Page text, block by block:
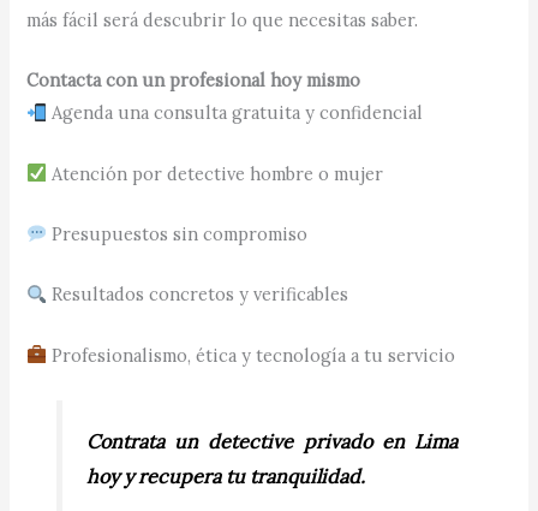
más fácil será descubrir lo que necesitas saber.
Contacta con un profesional hoy mismo
Agenda una consulta gratuita y confidencial
Atención por detective hombre o mujer
Presupuestos sin compromiso
Resultados concretos y verificables
Profesionalismo, ética y tecnología a tu servicio
Contrata un detective privado en Lima
hoy y recupera tu tranquilidad.